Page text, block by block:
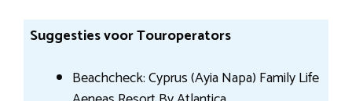
Suggesties voor Touroperators
Beachcheck: Cyprus (Ayia Napa) Family Life